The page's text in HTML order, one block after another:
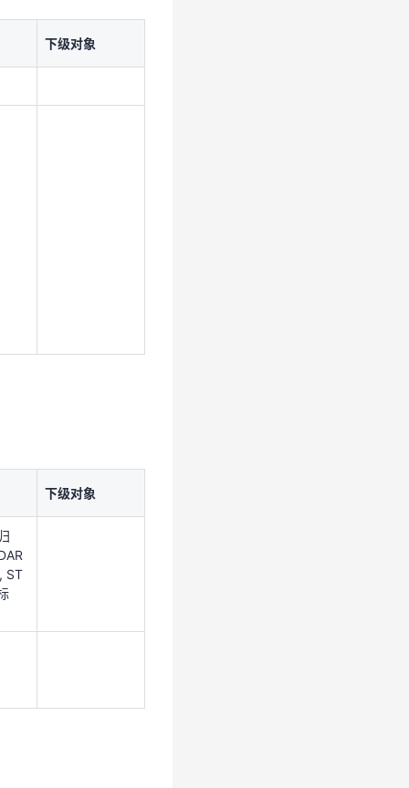
下级对象
下级对象
下级对象
下级对象
ST